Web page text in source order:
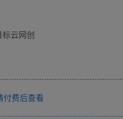
付费后查看